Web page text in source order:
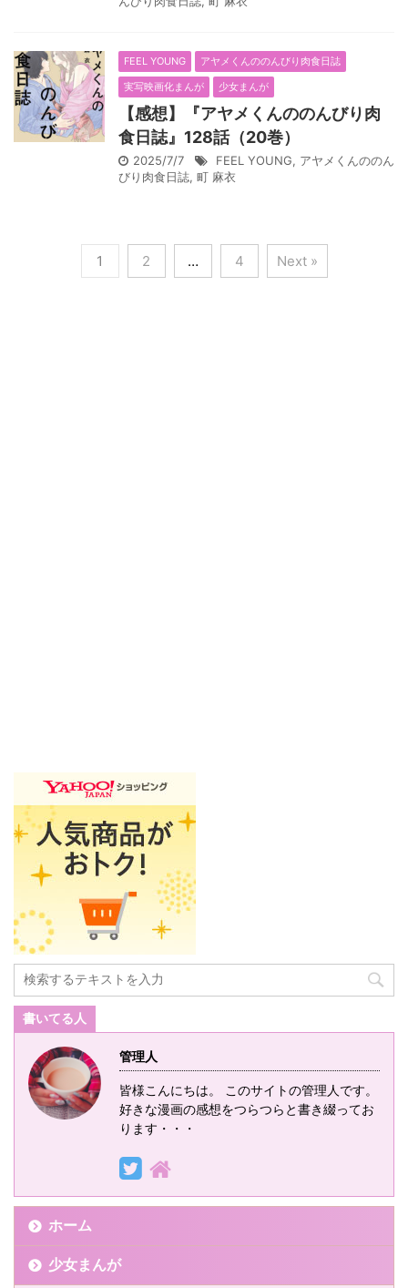
FEEL YOUNG
アヤメくんののんびり肉食日誌
実写映画化まんが
少女まんが
【感想】『アヤメくんののんびり肉
食日誌』128話（20巻）
2025/7/7 FEEL YOUNG, アヤメくんののん
びり肉食日誌, 町 麻衣
1 2 … 4 Next »
書いてる人
管理人
皆様こんにちは。 このサイトの管理人です。
好きな漫画の感想をつらつらと書き綴ってお
ります・・・
ホーム
少女まんが